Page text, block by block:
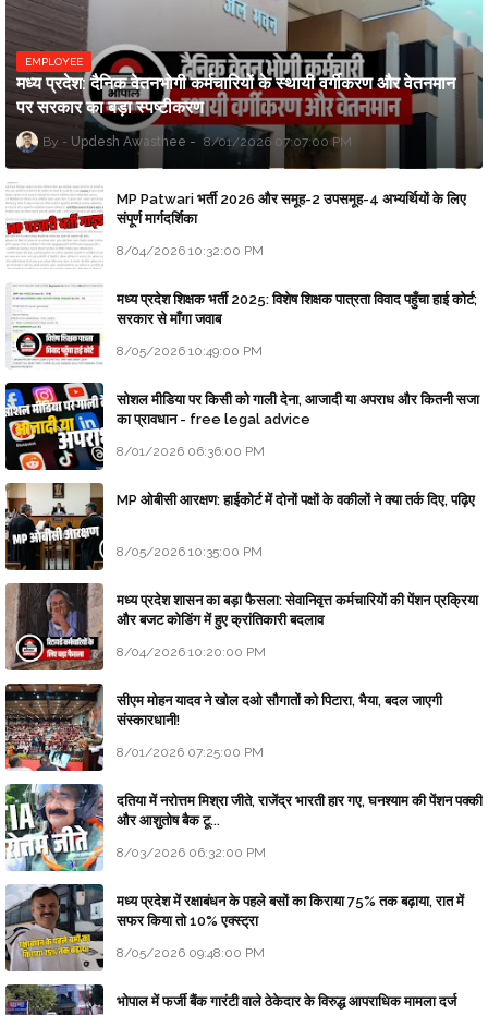
EMPLOYEE
मध्य प्रदेश: दैनिक वेतनभोगी कर्मचारियों के स्थायी वर्गीकरण और वेतनमान
पर सरकार का बड़ा स्पष्टीकरण
Updesh Awasthee 8/01/2026 07:07:00 PM
MP Patwari भर्ती 2026 और समूह-2 उपसमूह-4 अभ्यर्थियों के लिए
संपूर्ण मार्गदर्शिका
8/04/2026 10:32:00 PM
मध्य प्रदेश शिक्षक भर्ती 2025: विशेष शिक्षक पात्रता विवाद पहुँचा हाई कोर्ट;
सरकार से माँगा जवाब
8/05/2026 10:49:00 PM
सोशल मीडिया पर किसी को गाली देना, आजादी या अपराध और कितनी सजा
का प्रावधान - free legal advice
8/01/2026 06:36:00 PM
MP ओबीसी आरक्षण: हाईकोर्ट में दोनों पक्षों के वकीलों ने क्या तर्क दिए, पढ़िए
8/05/2026 10:35:00 PM
मध्य प्रदेश शासन का बड़ा फैसला: सेवानिवृत्त कर्मचारियों की पेंशन प्रक्रिया
और बजट कोडिंग में हुए क्रांतिकारी बदलाव
8/04/2026 10:20:00 PM
सीएम मोहन यादव ने खोल दओ सौगातों को पिटारा, भैया, बदल जाएगी
संस्कारधानी!
8/01/2026 07:25:00 PM
दतिया में नरोत्तम मिश्रा जीते, राजेंद्र भारती हार गए, घनश्याम की पेंशन पक्की
और आशुतोष बैक टू...
8/03/2026 06:32:00 PM
मध्य प्रदेश में रक्षाबंधन के पहले बसों का किराया 75% तक बढ़ाया, रात में
सफर किया तो 10% एक्स्ट्रा
8/05/2026 09:48:00 PM
भोपाल में फर्जी बैंक गारंटी वाले ठेकेदार के विरुद्ध आपराधिक मामला दर्ज